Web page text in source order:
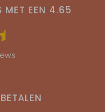
MET EEN 4.65